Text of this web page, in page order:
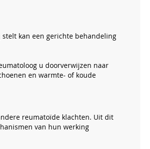
kan een gerichte behandeling
u doorverwijzen naar
en warmte- of koude
reumatoïde klachten. Uit dit
van hun werking